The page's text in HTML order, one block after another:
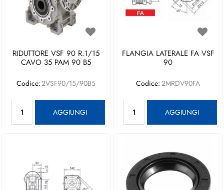
RIDUTTORE VSF 90 R.1/15
CAVO 35 PAM 90 B5
Codice:2VSF90/15/90B5
AGGIUNGI
FLANGIA LATERALE FA VSF
90
Codice: 2MRDV90FA
AGGIUNGI